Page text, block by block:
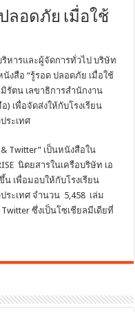
ปลอดภัย เมื่อใช้
หารและผู้จัดการทั่วไป บริษัท
งสือ “รู้รอด ปลอดภัย เมื่อใช้
รัตน เลขาธิการสำนักงาน
เพื่อจัดส่งให้กับโรงเรียน
ระเทศ
Twitter” เป็นหนังสือใน
นิตยสารในเครือบริษัท เอ
เพื่อมอบให้กับโรงเรียน
ระเทศ จำนวน 5,458 เล่ม
ซึ่งเป็นโซเชียลมีเดียที่